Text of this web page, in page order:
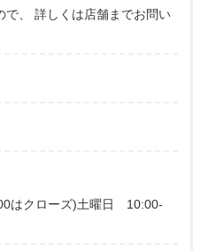
で、 詳しくは店舗までお問い
はクローズ)土曜日 10:00-